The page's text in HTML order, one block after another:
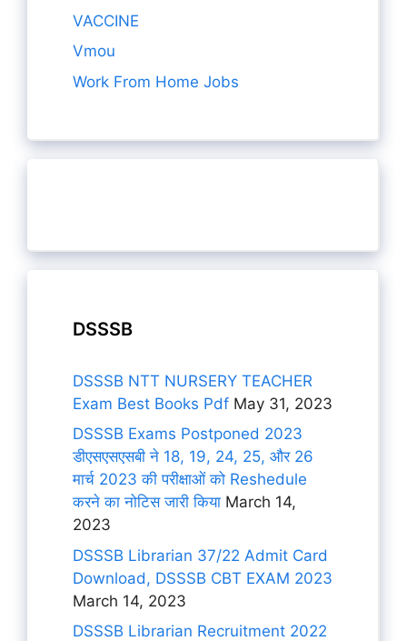
VACCINE
Vmou
Work From Home Jobs
DSSSB
DSSSB NTT NURSERY TEACHER
Exam Best Books Pdf May 31, 2023
DSSSB Exams Postponed 2023
डीएसएसएसबी ने 18, 19, 24, 25, और 26
मार्च 2023 की परीक्षाओं को Reshedule
करने का नोटिस जारी किया March 14,
2023
DSSSB Librarian 37/22 Admit Card
Download, DSSSB CBT EXAM 2023
March 14, 2023
DSSSB Librarian Recruitment 2022